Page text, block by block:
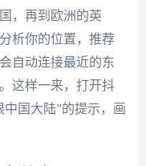
，再到欧洲的英
析你的位置，推荐
自动连接最近的东
这样一来，打开抖
国大陆”的提示，画